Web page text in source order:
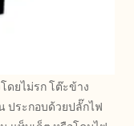
ดยไม่รก โต๊ะข้าง
ประกอบด้วยปลั๊กไฟ